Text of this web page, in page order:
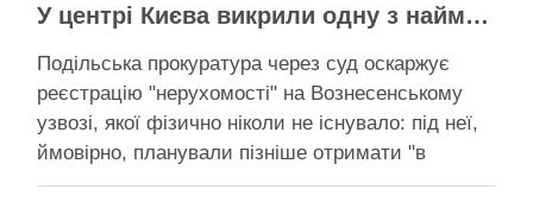
У центрі Києва викрили одну з наймасштабніших туалетних схем з фіктивним будинком
Подільська прокуратура через суд оскаржує
реєстрацію "нерухомості" на Вознесенському
узвозі, якої фізично ніколи не існувало: під неї,
ймовірно, планували пізніше отримати "в
обслуговування" земельну ділянку Прокуратура